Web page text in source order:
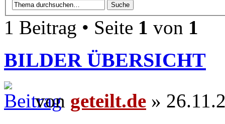
1 Beitrag • Seite 1 von 1
BILDER ÜBERSICHT
von geteilt.de »